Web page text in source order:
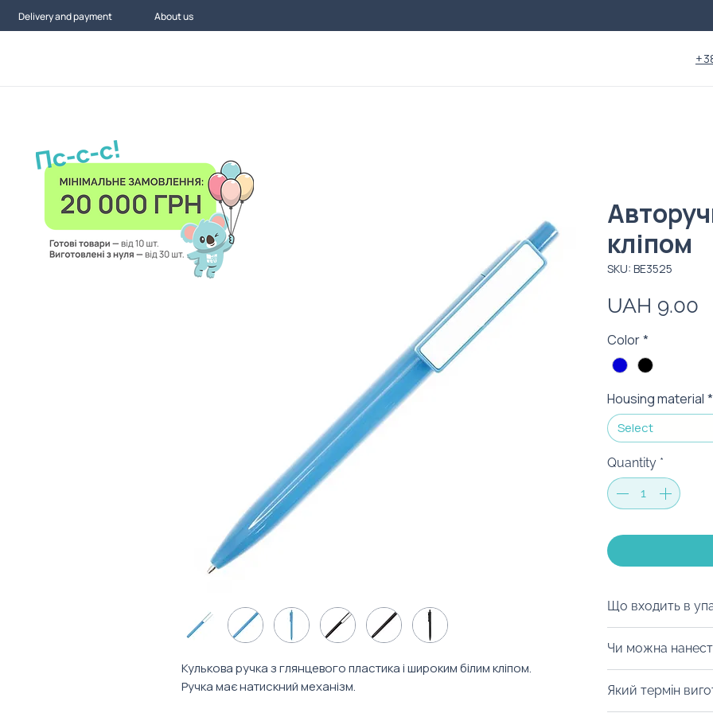
Delivery and payment About us
Кулькова ручка з глянцевого пластика і широким білим кліпом.
Ручка має натискний механізм.
кліпом
SKU: ВЕ3525
UAH 9.00
Color *
Housing material *
Select
Quantity *
Що входить в
коробку на ваш
матеріалів,
будь-який інший
Чи можна
нанести
Який термін